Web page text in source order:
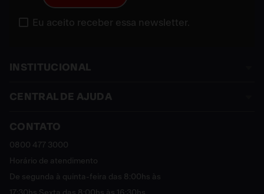
Eu aceito receber essa newsletter.
INSTITUCIONAL
Sobre a Franke
Política de Privacidade
Sustentável
Cashback
Catálogo Digital Franke 2025 - 2026
CENTRAL DE AJUDA
Assistência Técnica
Política de Trocas e Devoluções
Política de Entrega
Política de Pagamento
FAQ
CONTATO
0800 477 3000
Horário de atendimento
De segunda à quinta-feira das 8:00hs às